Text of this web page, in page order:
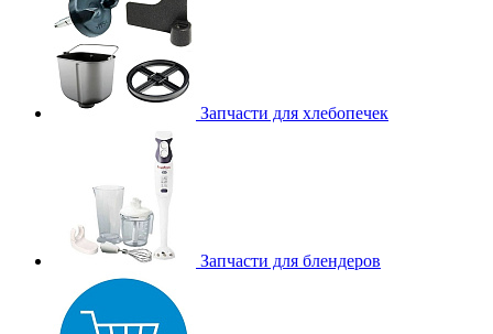
Запчасти для хлебопечек
Запчасти для блендеров